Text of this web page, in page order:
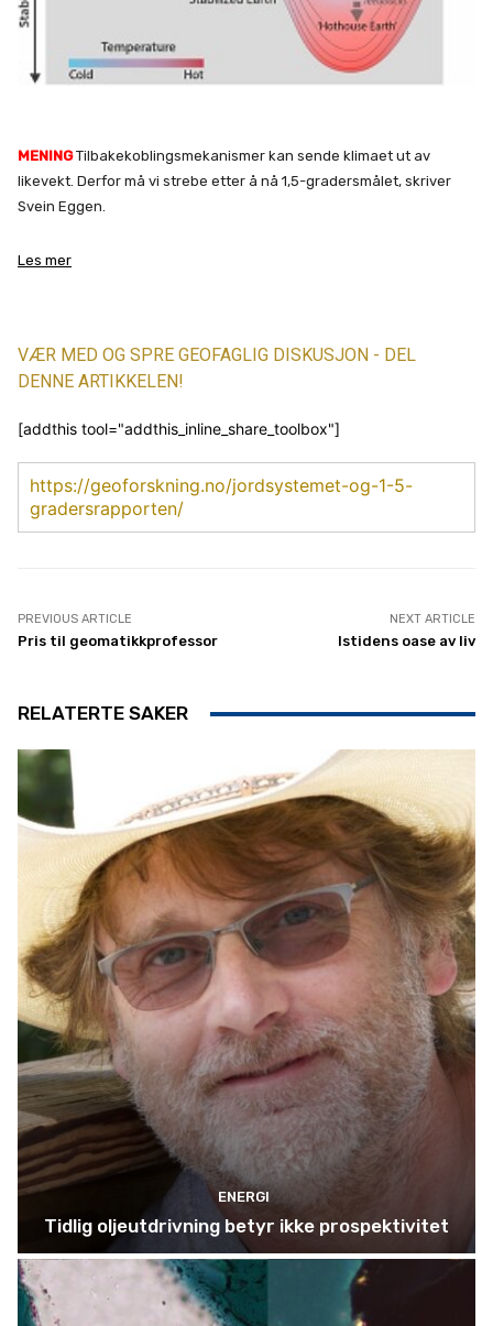
MENINGTilbakekoblingsmekanismer kan sende klimaet ut av
likevekt. Derfor må vi strebe etter å nå 1,5-gradersmålet, skriver
Svein Eggen.
Les mer
VÆR MED OG SPRE GEOFAGLIG DISKUSJON - DEL
DENNE ARTIKKELEN!
[addthis tool="addthis_inline_share_toolbox"]
https://geoforskning.no/jordsystemet-og-1-5-
gradersrapporten/
PREVIOUS ARTICLE
Pris til geomatikkprofessor
NEXT ARTICLE
Istidens oase av liv
RELATERTE SAKER
ENERGI
Tidlig oljeutdrivning betyr ikke prospektivitet